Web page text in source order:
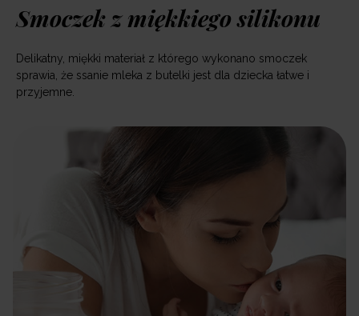
Smoczek z miękkiego silikonu
Delikatny, miękki materiał z którego wykonano smoczek
sprawia, że ssanie mleka z butelki jest dla dziecka łatwe i
przyjemne.